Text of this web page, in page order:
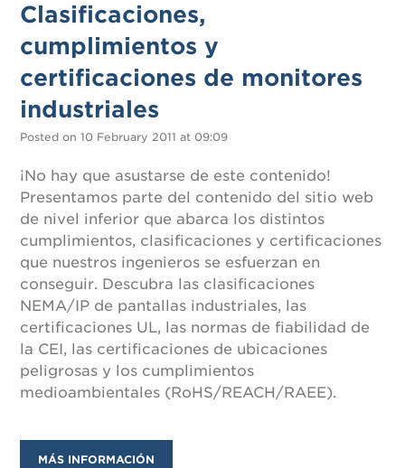
Clasificaciones,
cumplimientos y
certificaciones de monitores
industriales
Posted on 10 February 2011 at 09:09
¡No hay que asustarse de este contenido!
Presentamos parte del contenido del sitio web
de nivel inferior que abarca los distintos
cumplimientos, clasificaciones y certificaciones
que nuestros ingenieros se esfuerzan en
conseguir. Descubra las clasificaciones
NEMA/IP de pantallas industriales, las
certificaciones UL, las normas de fiabilidad de
la CEI, las certificaciones de ubicaciones
peligrosas y los cumplimientos
medioambientales (RoHS/REACH/RAEE).
MÁS INFORMACIÓN